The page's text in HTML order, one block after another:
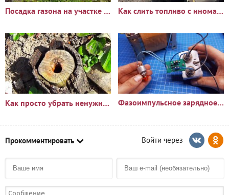
Посадка газона на участке с сорняками: опыт и результаты Как слить топливо с иномарки через горловину бака
Как просто убрать ненужный пень?🪵 Фазоимпульсное зарядное устройство своими руками
Прокомментировать